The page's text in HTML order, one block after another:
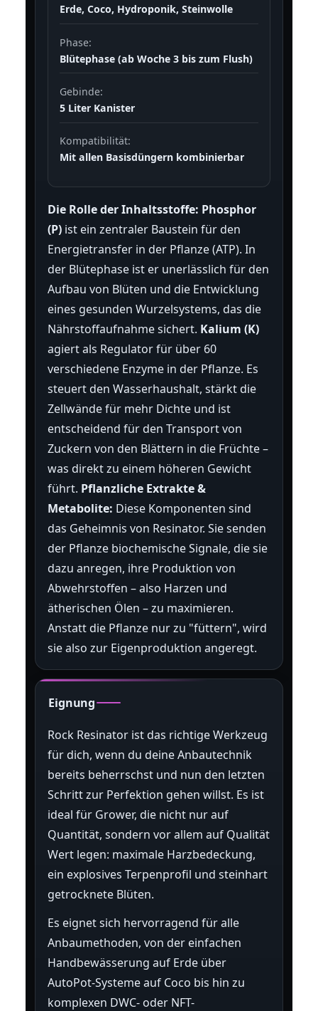
Erde, Coco, Hydroponik, Steinwolle
Phase:
Blütephase (ab Woche 3 bis zum Flush)
Gebinde:
5 Liter Kanister
Kompatibilität:
Mit allen Basisdüngern kombinierbar
Die Rolle der Inhaltsstoffe: Phosphor
(P)ist ein zentraler Baustein für den
Energietransfer in der Pflanze (ATP). In
der Blütephase ist er unerlässlich für den
Aufbau von Blüten und die Entwicklung
eines gesunden Wurzelsystems, das die
Nährstoffaufnahme sichert. Kalium (K)
agiert als Regulator für über 60
verschiedene Enzyme in der Pflanze. Es
steuert den Wasserhaushalt, stärkt die
Zellwände für mehr Dichte und ist
entscheidend für den Transport von
Zuckern von den Blättern in die Früchte –
was direkt zu einem höheren Gewicht
führt. Pflanzliche Extrakte &
Metabolite: Diese Komponenten sind
das Geheimnis von Resinator. Sie senden
der Pflanze biochemische Signale, die sie
dazu anregen, ihre Produktion von
Abwehrstoffen – also Harzen und
ätherischen Ölen – zu maximieren.
Anstatt die Pflanze nur zu "füttern", wird
sie also zur Eigenproduktion angeregt.
Eignung
Rock Resinator ist das richtige Werkzeug
für dich, wenn du deine Anbautechnik
bereits beherrschst und nun den letzten
Schritt zur Perfektion gehen willst. Es ist
ideal für Grower, die nicht nur auf
Quantität, sondern vor allem auf Qualität
Wert legen: maximale Harzbedeckung,
ein explosives Terpenprofil und steinhart
getrocknete Blüten.
Es eignet sich hervorragend für alle
Anbaumethoden, von der einfachen
Handbewässerung auf Erde über
AutoPot-Systeme auf Coco bis hin zu
komplexen DWC- oder NFT-